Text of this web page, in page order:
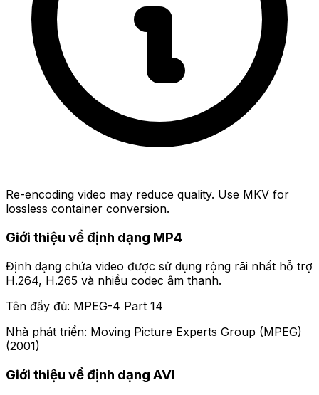
Re-encoding video may reduce quality. Use MKV for
lossless container conversion.
Giới thiệu về định dạng MP4
Định dạng chứa video được sử dụng rộng rãi nhất hỗ trợ
H.264, H.265 và nhiều codec âm thanh.
Tên đầy đủ: MPEG-4 Part 14
Nhà phát triển: Moving Picture Experts Group (MPEG)
(2001)
Giới thiệu về định dạng AVI